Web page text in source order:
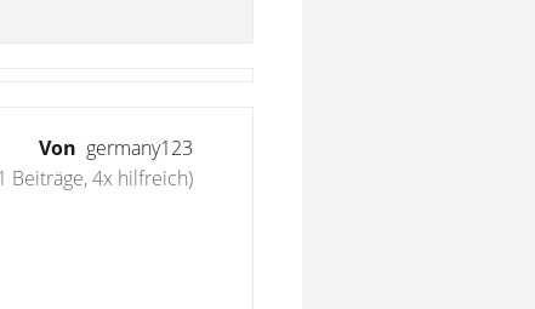
Von germany123
Beiträge, 4x hilfreich)